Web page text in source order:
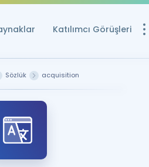
Katılımcı Görüşleri
Ücretsiz
Sözlük acquisition